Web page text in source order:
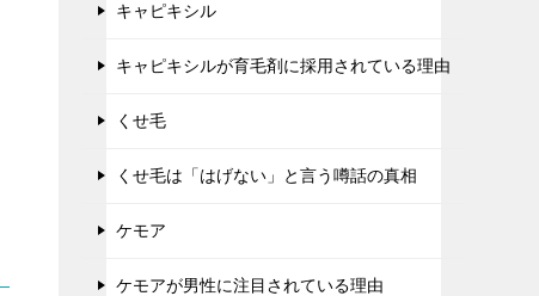
キャピキシル
キャピキシルが育毛剤に採用されている理由
くせ毛
くせ毛は「はげない」と言う噂話の真相
ケモア
ケモアが男性に注目されている理由